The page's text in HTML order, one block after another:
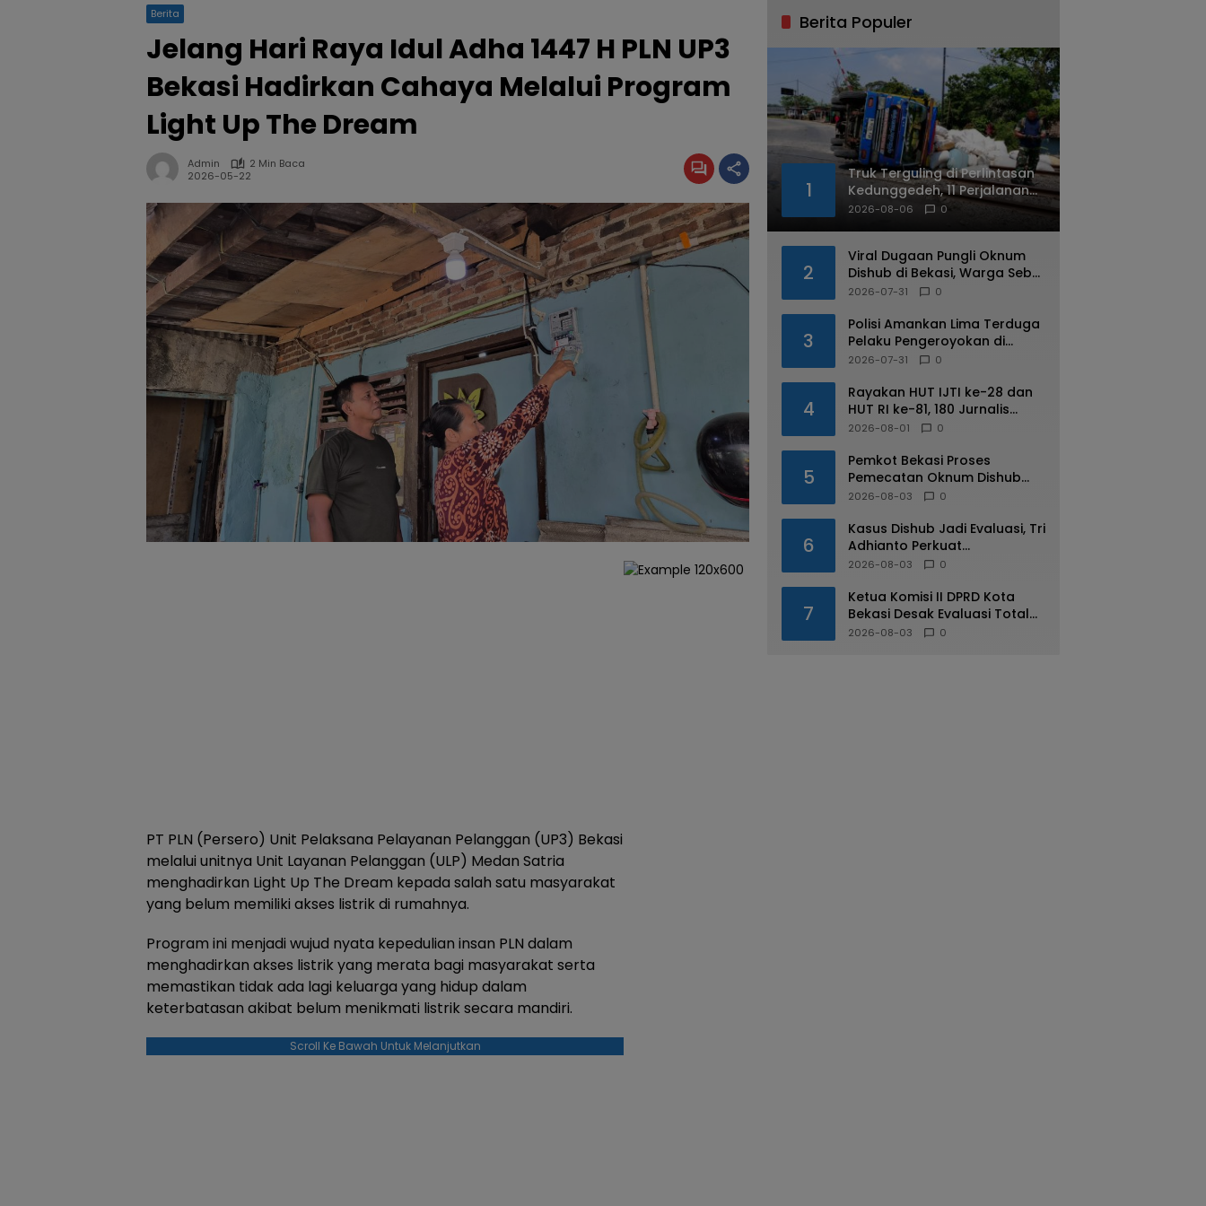
Berita
Jelang Hari Raya Idul Adha 1447 H PLN UP3
Bekasi Hadirkan Cahaya Melalui Program
Light Up The Dream
Admin
2 Min Baca
2026-05-22
PT PLN (Persero) Unit Pelaksana Pelayanan Pelanggan (UP3) Bekasi
melalui unitnya Unit Layanan Pelanggan (ULP) Medan Satria
menghadirkan Light Up The Dream kepada salah satu masyarakat
yang belum memiliki akses listrik di rumahnya.
Program ini menjadi wujud nyata kepedulian insan PLN dalam
menghadirkan akses listrik yang merata bagi masyarakat serta
memastikan tidak ada lagi keluarga yang hidup dalam
keterbatasan akibat belum menikmati listrik secara mandiri.
Scroll Ke Bawah Untuk Melanjutkan
Berita Populer
1
Truk Terguling di Perlintasan
Kedunggedeh, 11 Perjalanan
Kereta Api Terdampak
2026-08-06 0
2
Viral Dugaan Pungli Oknum
Dishub di Bekasi, Warga Sebut
Praktik Diduga Sudah
2026-07-31 0
3
Polisi Amankan Lima Terduga
Pelaku Pengeroyokan di
Kalimalang
2026-07-31 0
4
Rayakan HUT IJTI ke-28 dan
HUT RI ke-81, 180 Jurnalis
Jabodetabek Adu di IJTI
2026-08-01 0
5
Pemkot Bekasi Proses
Pemecatan Oknum Dishub
Yang Diduga Lakukan Pungli
2026-08-03 0
6
Kasus Dishub Jadi Evaluasi, Tri
Adhianto Perkuat
Pengawasan Aparatur
2026-08-03 0
7
Ketua Komisi II DPRD Kota
Bekasi Desak Evaluasi Total
Usai Dugaan Pungli Oknum
2026-08-03 0